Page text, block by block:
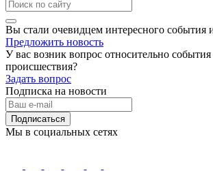
Вы стали очевидцем интересного события
Предложить новость
У вас возник вопрос относительно
происшествия?
Задать вопрос
Подписка на новости
Подписаться
Мы в социальных сетях